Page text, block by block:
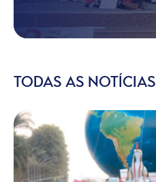
TODAS AS NOTÍCIAS